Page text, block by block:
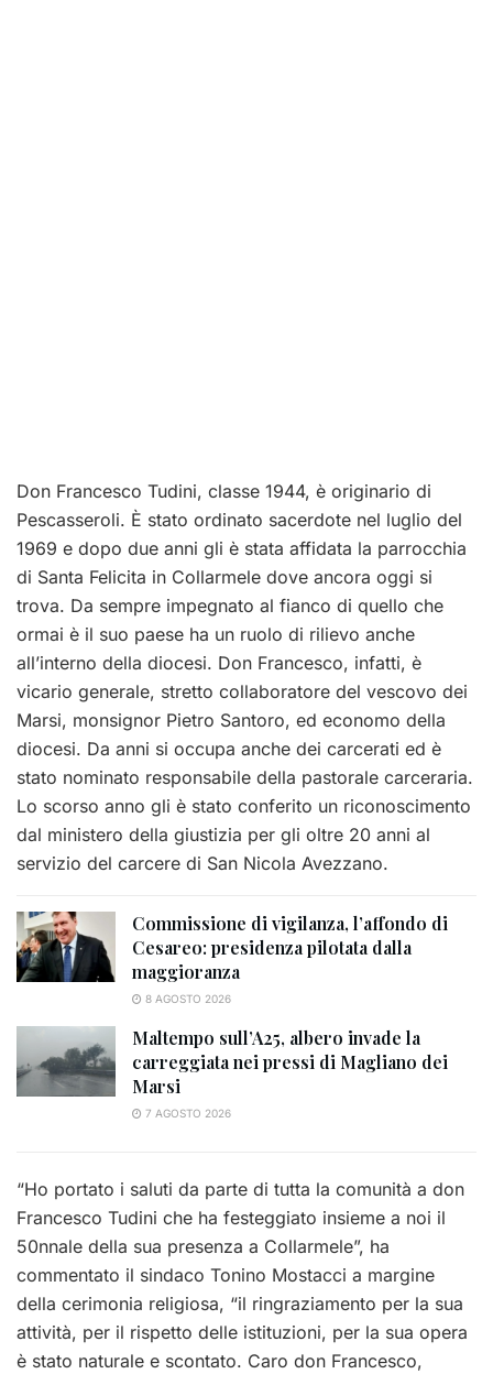
Don Francesco Tudini, classe 1944, è originario di
Pescasseroli. È stato ordinato sacerdote nel luglio del
1969 e dopo due anni gli è stata affidata la parrocchia
di Santa Felicita in Collarmele dove ancora oggi si
trova. Da sempre impegnato al fianco di quello che
ormai è il suo paese ha un ruolo di rilievo anche
all’interno della diocesi. Don Francesco, infatti, è
vicario generale, stretto collaboratore del vescovo dei
Marsi, monsignor Pietro Santoro, ed economo della
diocesi. Da anni si occupa anche dei carcerati ed è
stato nominato responsabile della pastorale carceraria.
Lo scorso anno gli è stato conferito un riconoscimento
dal ministero della giustizia per gli oltre 20 anni al
servizio del carcere di San Nicola Avezzano.
Commissione di vigilanza, l’affondo di
Cesareo: presidenza pilotata dalla
maggioranza
8 AGOSTO 2026
Maltempo sull’A25, albero invade la
carreggiata nei pressi di Magliano dei
Marsi
7 AGOSTO 2026
“Ho portato i saluti da parte di tutta la comunità a don
Francesco Tudini che ha festeggiato insieme a noi il
50nnale della sua presenza a Collarmele”, ha
commentato il sindaco Tonino Mostacci a margine
della cerimonia religiosa, “il ringraziamento per la sua
attività, per il rispetto delle istituzioni, per la sua opera
è stato naturale e scontato. Caro don Francesco,